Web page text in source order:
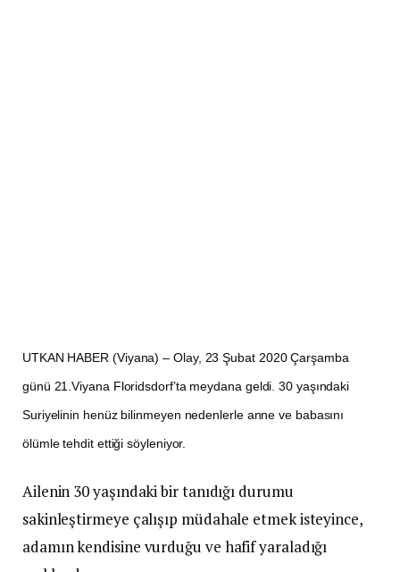
UTKAN HABER (Viyana) – Olay, 23 Şubat 2020 Çarşamba
günü 21.Viyana Floridsdorf’ta meydana geldi. 30 yaşındaki
Suriyelinin henüz bilinmeyen nedenlerle anne ve babasını
ölümle tehdit ettiği söyleniyor.
Ailenin 30 yaşındaki bir tanıdığı durumu
sakinleştirmeye çalışıp müdahale etmek isteyince,
adamın kendisine vurduğu ve hafif yaraladığı